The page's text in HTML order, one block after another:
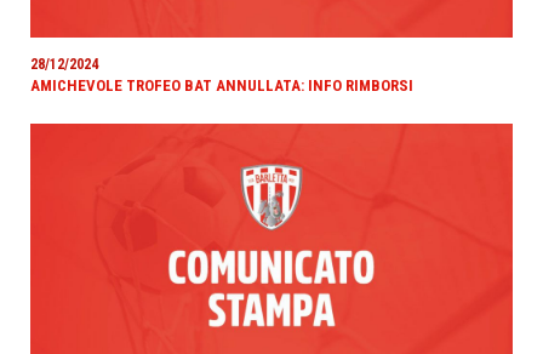
28/12/2024
AMICHEVOLE TROFEO BAT ANNULLATA: INFO RIMBORSI